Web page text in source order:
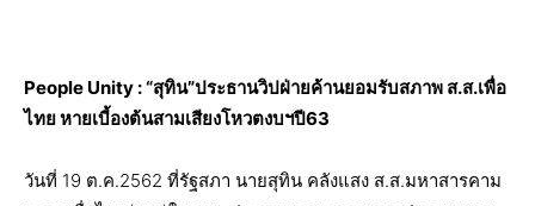
People Unity : “สุทิน​”ประธานวิปฝ่ายค้านยอมรับสภาพ ส.ส.เพื่อ
ไทย หายเบี้องต้นสามเสียงโหวตงบฯปี63
วันที่ 19 ต.ค.2562 ที่รัฐสภา นายสุทิน​ คลังแสง​ ส.ส.มหาสารคาม​